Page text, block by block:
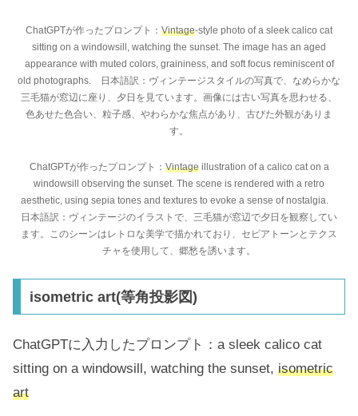
ChatGPTが作ったプロンプト： Vintage-style photo of a sleek calico cat
sitting on a windowsill, watching the sunset. The image has an aged
appearance with muted colors, graininess, and soft focus reminiscent of
old photographs. 日本語訳：ヴィンテージスタイルの写真で、なめらかな
三毛猫が窓辺に座り、夕日を見ています。画像には古い写真を思わせる、
色あせた色合い、粒子感、やわらかな焦点があり、古びた外観がありま
す。
ChatGPTが作ったプロンプト： Vintageillustration of a calico cat on a
windowsill observing the sunset. The scene is rendered with a retro
aesthetic, using sepia tones and textures to evoke a sense of nostalgia.
日本語訳：ヴィンテージのイラストで、三毛猫が窓辺で夕日を観察してい
ます。このシーンはレトロな美学で描かれており、セピアトーンとテクス
チャを使用して、郷愁を誘います。
isometric art(等角投影図)
ChatGPTに入力したプロンプト：a sleek calico cat
sitting on a windowsill, watching the sunset, isometric
art